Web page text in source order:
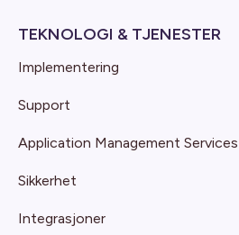
TEKNOLOGI & TJENESTER
Implementering
Support
Application Management Services
Sikkerhet
Integrasjoner